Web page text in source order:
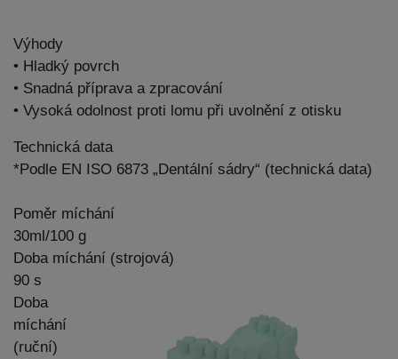
Výhody
• Hladký povrch
• Snadná příprava a zpracování
• Vysoká odolnost proti lomu při uvolnění z otisku
Technická data
*Podle EN ISO 6873 „Dentální sádry“ (technická data)
Poměr míchání
30ml/100 g
Doba míchání (strojová)
90 s
Doba
míchání
(ruční)